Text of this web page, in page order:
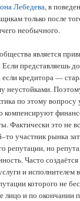
Лебедева, в
только после
необычного.
является
представляешь
кредитора —
неустойками.
по этому вопросу
компенсируют
Фактически это не
участник рынка
репутации, но
Часто
и исполнителем
которого не
лицо и по окончании